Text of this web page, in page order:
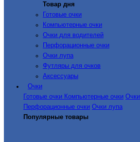
Товар дня
Готовые очки
Компьютерные очки
Очки для водителей
Перфорационные очки
Очки лупа
Футляры для очков
Аксессуары
Очки
Готовые очки Компьютерные очки
Перфорационные очки Очки лупа
Популярные товары